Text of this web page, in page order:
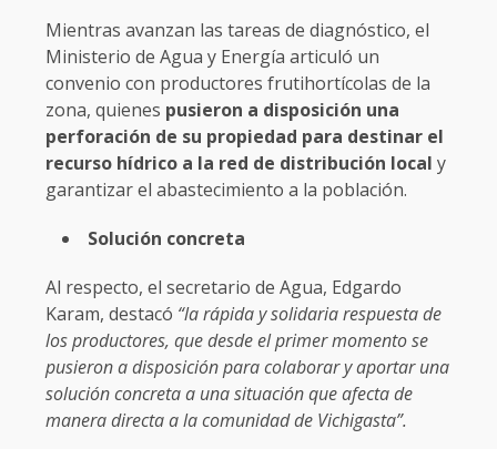
Mientras avanzan las tareas de diagnóstico, el
Ministerio de Agua y Energía articuló un
convenio con productores frutihortícolas de la
zona, quienes pusieron a disposición una
perforación de su propiedad para destinar el
recurso hídrico a la red de distribución local y
garantizar el abastecimiento a la población.
Solución concreta
Al respecto, el secretario de Agua, Edgardo
Karam, destacó “la rápida y solidaria respuesta de
los productores, que desde el primer momento se
pusieron a disposición para colaborar y aportar una
solución concreta a una situación que afecta de
manera directa a la comunidad de Vichigasta”.